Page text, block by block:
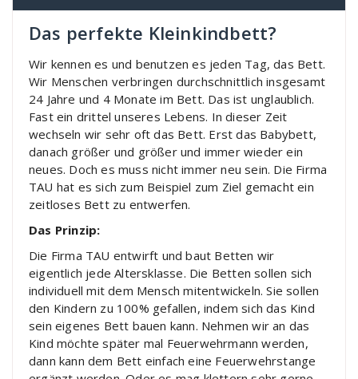
Das perfekte Kleinkindbett?
Wir kennen es und benutzen es jeden Tag, das Bett.
Wir Menschen verbringen durchschnittlich insgesamt
24 Jahre und 4 Monate im Bett. Das ist unglaublich.
Fast ein drittel unseres Lebens. In dieser Zeit
wechseln wir sehr oft das Bett. Erst das Babybett,
danach größer und größer und immer wieder ein
neues. Doch es muss nicht immer neu sein. Die Firma
TAU hat es sich zum Beispiel zum Ziel gemacht ein
zeitloses Bett zu entwerfen.
Das Prinzip:
Die Firma TAU entwirft und baut Betten wir
eigentlich jede Altersklasse. Die Betten sollen sich
individuell mit dem Mensch mitentwickeln. Sie sollen
den Kindern zu 100% gefallen, indem sich das Kind
sein eigenes Bett bauen kann. Nehmen wir an das
Kind möchte später mal Feuerwehrmann werden,
dann kann dem Bett einfach eine Feuerwehrstange